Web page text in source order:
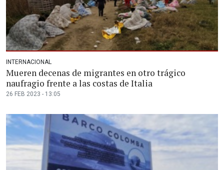
INTERNACIONAL
Mueren decenas de migrantes en otro trágico
naufragio frente a las costas de Italia
26 FEB 2023 - 13:05